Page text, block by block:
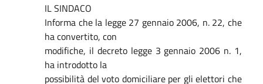
IL SINDACO
Informa che la legge 27 gennaio 2006, n. 22, che
ha convertito, con
modifiche, il decreto legge 3 gennaio 2006 n. 1,
ha introdotto la
possibilità del voto domiciliare per gli elettori che